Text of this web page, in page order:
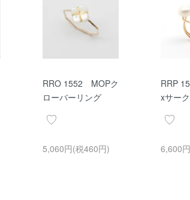
RRO 1552 MOPク
ローバーリング
5,060円(税460円)
RRP
xサー
6,600